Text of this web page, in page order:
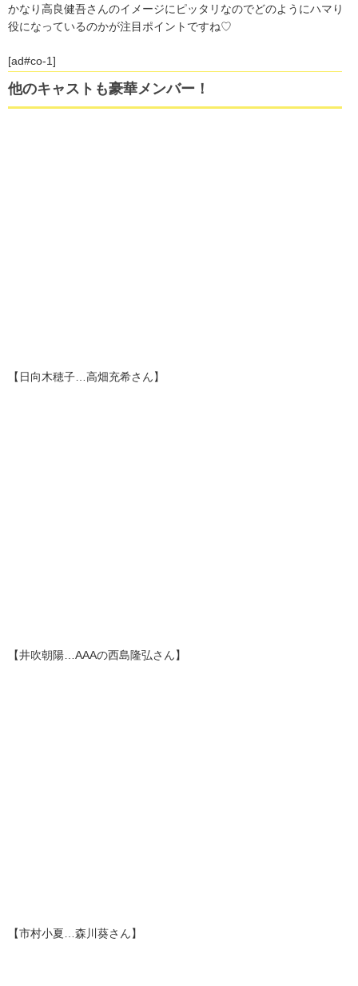
かなり高良健吾さんのイメージにピッタリなのでどのようにハマり
役になっているのかが注目ポイントですね♡
[ad#co-1]
他のキャストも豪華メンバー！
【日向木穂子…高畑充希さん】
【井吹朝陽…AAAの西島隆弘さん】
【市村小夏…森川葵さん】